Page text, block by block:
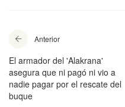
Anterior
El armador del 'Alakrana'
asegura que ni pagó ni vio a
nadie pagar por el rescate del
buque